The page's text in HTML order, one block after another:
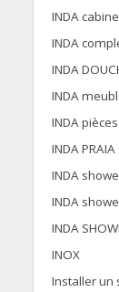
INDA
INDA
INDA
INDA
INDA
INDA
INDA
INDA
INDA
INOX
Installer un